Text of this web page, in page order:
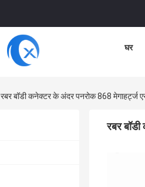
घर
रबर बॉडी कनेक्टर के अंदर पनरोक 868 मेगाहर्ट्ज
रबर